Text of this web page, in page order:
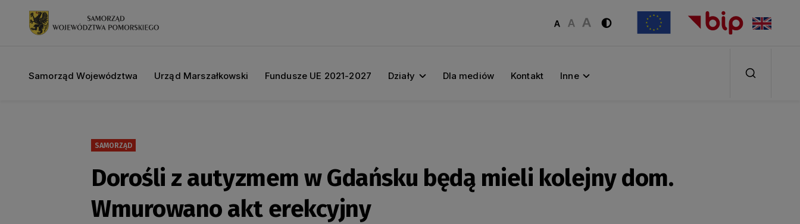
Samorząd Województwa Urząd Marszałkowski Fundusze UE 2021-2027 Działy Dla mediów Kontakt Inne
SAMORZĄD
Dorośli z autyzmem w Gdańsku będą mieli kolejny dom.
Wmurowano akt erekcyjny